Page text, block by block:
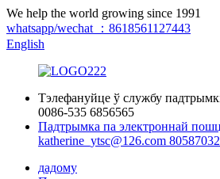
We help the world growing since 1991
whatsapp/wechat ：8618561127443
English
Тэлефануйце ў службу
0086-535 6856565
Падтрымка па электроннай
katherine_ytsc@126.com
дадому